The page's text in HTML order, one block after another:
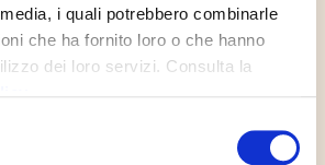
i quali potrebbero combinarle
che ha fornito loro o che hanno
dei loro servizi. Consulta la